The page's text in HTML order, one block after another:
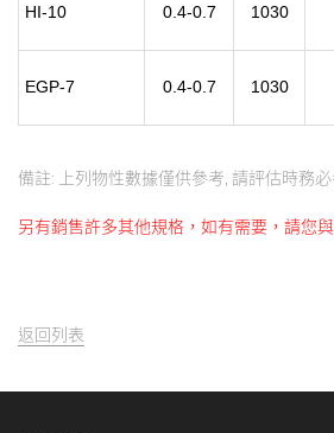
HI-10 0.4-0.7 1030
EGP-7 0.4-0.7 1030
備註: 上列物性數據僅供參考, 請評估時務
另有銷售許多其他規格，如有需要，請您
返回列表